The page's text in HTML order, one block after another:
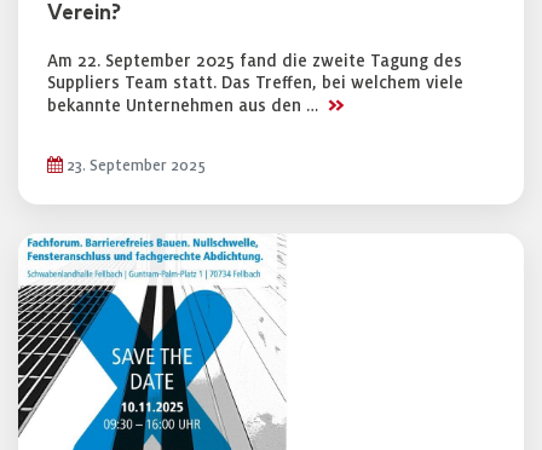
Verein?
Am 22. September 2025 fand die zweite Tagung des
Suppliers Team statt. Das Treffen, bei welchem viele
bekannte Unternehmen aus den … >>
23. September 2025